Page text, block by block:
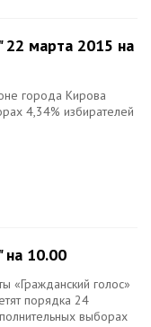
22 марта 2015 на
города Кирова
4,34% избирателей
на 10.00
«Гражданский голос»
порядка 24
выборах